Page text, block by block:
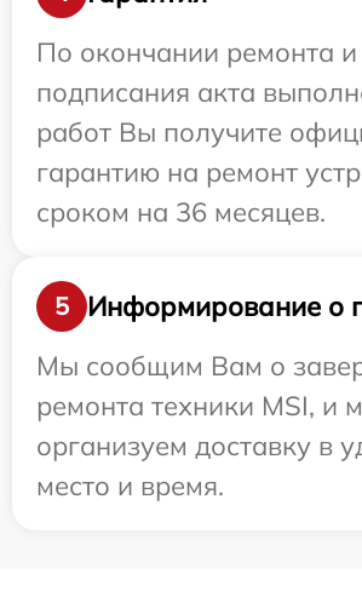
По окончании ремонта и
подписания акта
работ Вы получите
гарантию на ремонт
сроком на 36 месяцев.
5
Информирование о
Мы сообщим Вам о
ремонта техники MSI, и
организуем доставку в
место и время.